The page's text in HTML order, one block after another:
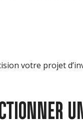
votre projet